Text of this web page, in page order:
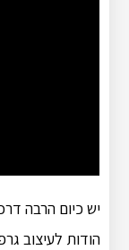
יש כיום הרבה
הודות לעיצוב